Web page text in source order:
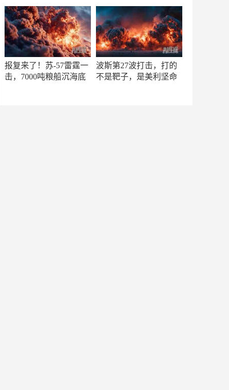
报复来了！苏-57雷霆一
击，7000吨粮船沉海底
波斯第27波打击，打的
不是靶子，是美利坚命